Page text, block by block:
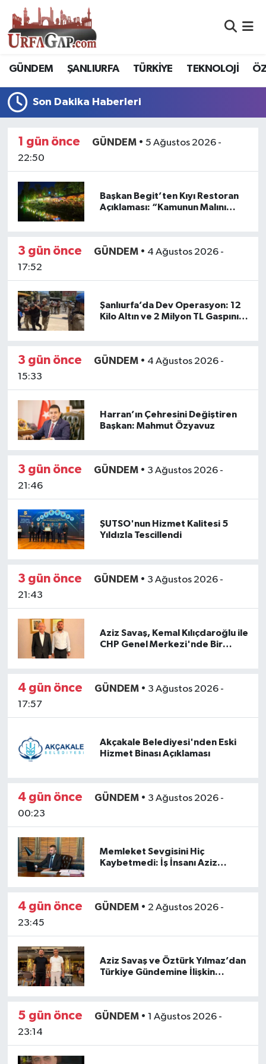
GÜNDEM ŞANLIURFA TÜRKİYE TEKNOLOJİ
Son Dakika Haberleri
1 gün önce GÜNDEM• 5 Ağustos 2026 -
22:50
Başkan Begit’ten Kıyı Restoran
Açıklaması: “Kamunun Malını
3 gün önce GÜNDEM• 4 Ağustos 2026 -
17:52
Şanlıurfa’da Dev Operasyon: 12
Kilo Altın ve 2 Milyon TL Gaspının
3 gün önce GÜNDEM• 4 Ağustos 2026 -
15:33
Harran’ın Çehresini Değiştiren
Başkan: Mahmut Özyavuz
3 gün önce GÜNDEM• 3 Ağustos 2026 -
21:46
ŞUTSO'nun Hizmet Kalitesi 5
Yıldızla Tescillendi
3 gün önce GÜNDEM• 3 Ağustos 2026 -
21:43
Aziz Savaş, Kemal Kılıçdaroğlu ile
CHP Genel Merkezi'nde Bir
4 gün önce GÜNDEM• 3 Ağustos 2026 -
17:57
Akçakale Belediyesi'nden Eski
Hizmet Binası Açıklaması
4 gün önce GÜNDEM• 3 Ağustos 2026 -
00:23
Memleket Sevgisini Hiç
Kaybetmedi: İş İnsanı Aziz
4 gün önce GÜNDEM• 2 Ağustos 2026 -
23:45
Aziz Savaş ve Öztürk Yılmaz’dan
Türkiye Gündemine İlişkin
5 gün önce GÜNDEM• 1 Ağustos 2026 -
23:14
Nöbetçi Eczaneler
Hava Durumu
Namaz Vakitleri
Trafik Durumu
Tüm Manşetler
Haber Arşivi